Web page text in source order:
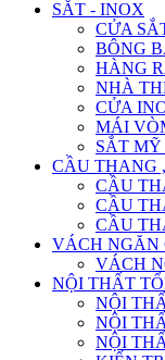
SẮT - INOX
CỬA
BÔNG
HÀNG
NHÀ
CỬA
MÁI
SẮT
CẦU THANG
CẦU
CẦU
CẦU
VÁCH NGĂN
VÁCH
NỘI THẤT
NỘI
NỘI
NỘI